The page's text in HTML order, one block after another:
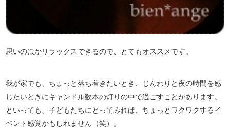
思いのほかリラックスできるので、とてもオススメです。
我が家でも、ちょっと落ち着きたいとき、じんわりと夜の時間を感
じたいときにキャンドル数本の灯りの中で過ごすことがあります。
といっても、子どもたちにとってみれば、ちょっとワクワクするイ
ベント感覚かもしれません（笑）。